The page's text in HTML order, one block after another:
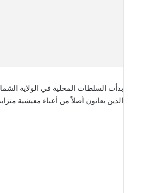
بدأت السلطات المحلية في الولاية
الذين يعانون أصلاً من أعباء معيشية